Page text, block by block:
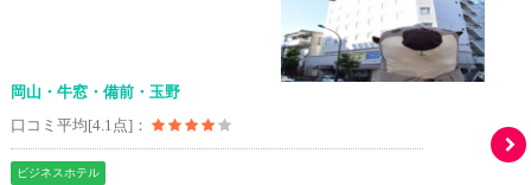
岡山・牛窓・備前・玉野
口コミ平均[4.1点]：
ビジネスホテル